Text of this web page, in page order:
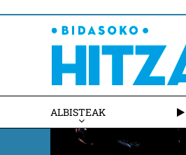
ALBISTEAK